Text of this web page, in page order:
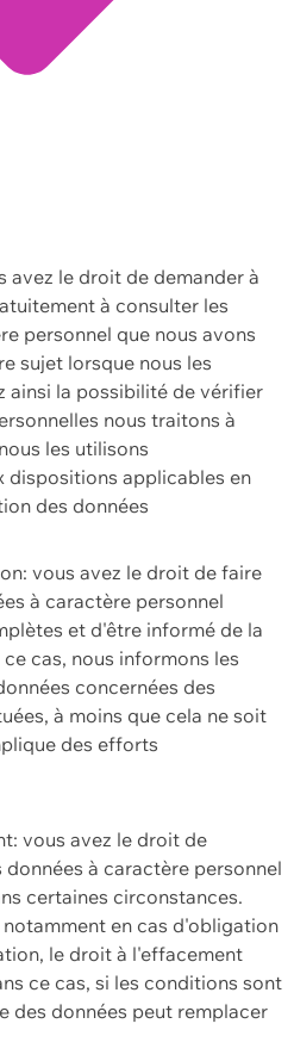
avez le droit de demander à
à consulter les
personnel que nous avons
sujet lorsque nous les
ainsi la possibilité de vérifier
nous traitons à
les utilisons
dispositions applicables en
des données
vous avez le droit de faire
à caractère personnel
et d'être informé de la
cas, nous informons les
concernées des
à moins que cela ne soit
des efforts
vous avez le droit de
à caractère personnel
certaines circonstances.
notamment en cas d'obligation
le droit à l'effacement
ce cas, si les conditions sont
des données peut remplacer